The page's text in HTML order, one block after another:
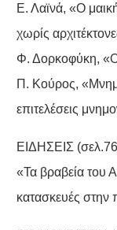
Ε. Λαϊνά, «Ο
χωρίς
Φ. Δορκοφύκη,
Π. Κούρος,
επιτελέσεις
ΕΙΔΗΣΕΙΣ
«Τα βραβεία του
κατασκευές στην